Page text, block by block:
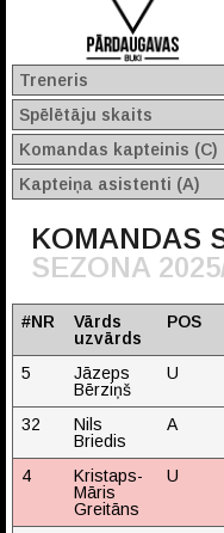
Treneris
Spēlētāju skaits
Komandas kapteinis (C)
Kapteiņa asistenti (A)
KOMANDAS
SEZONA
#NR
Vārds
uzvārds
POS
5
Jāzeps
Bērziņš
U
32
Nils
Briedis
A
4
Kristaps-
Māris
Greitāns
U